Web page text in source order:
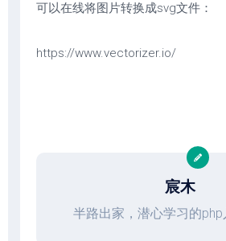
可以在线将图片转换成svg文件：
https://www.vectorizer.io/
宸木
半路出家，潜心学习的php